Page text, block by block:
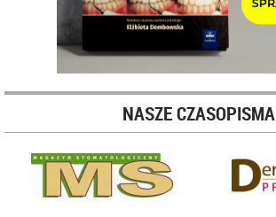
NASZE CZASOPISMA